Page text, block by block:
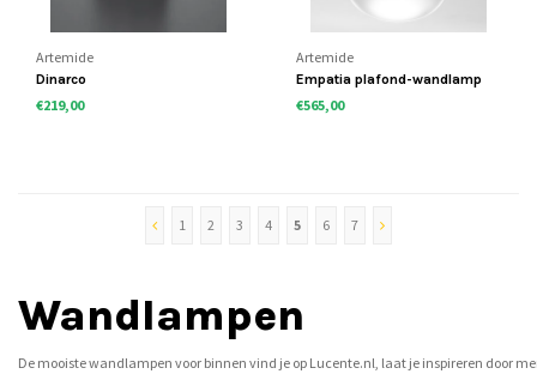
Artemide
Dinarco
€219,00
Artemide
Empatia plafond-wandlamp
€565,00
1 2 3 4 5 6 7
Wandlampen
De mooiste wandlampen voor binnen vind je op Lucente.nl, laat je inspireren door